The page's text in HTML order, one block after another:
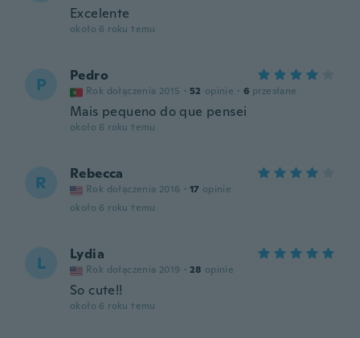
Excelente
około 6 roku temu
P Pedro
Rok dołączenia 2015 · 52 opinie · 6 przesłane
Mais pequeno do que pensei
około 6 roku temu
R Rebecca
Rok dołączenia 2016 · 17 opinie
około 6 roku temu
L Lydia
Rok dołączenia 2019 · 28 opinie
So cute!!
około 6 roku temu